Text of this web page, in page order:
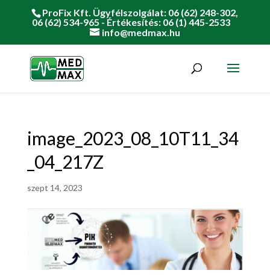
ProFix Kft. Ügyfélszolgálat: 06 (62) 248-302,
06 (62) 534-965 - Értékesítés: 06 (1) 445-2533
info@medmax.hu
image_2023_08_10T11_34
_04_217Z
szept 14, 2023